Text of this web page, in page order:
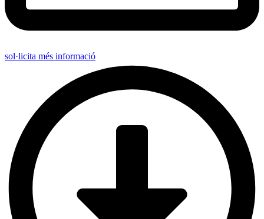
sol·licita més informació